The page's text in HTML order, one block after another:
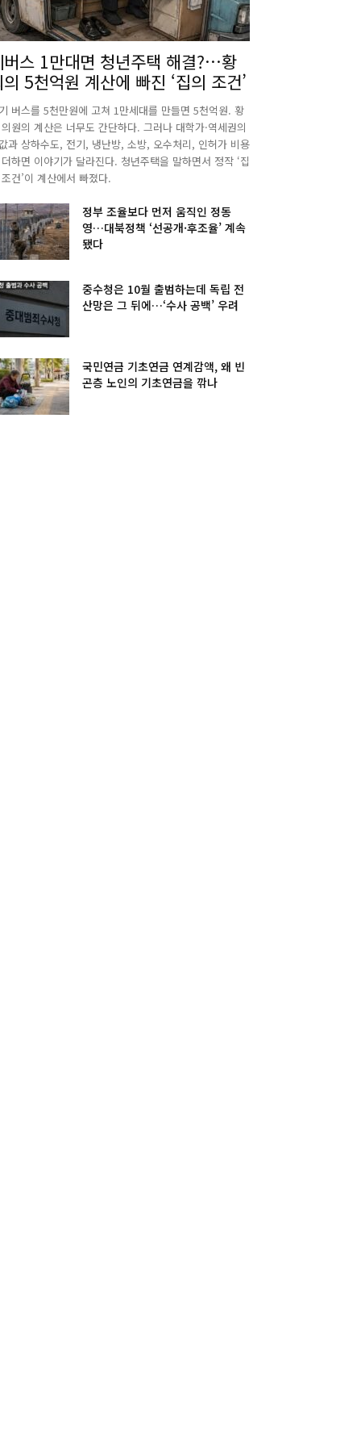
버스 1만대면 청년주택 해결?…황
5천억원 계산에 빠진 ‘집의 조건’
버스를 5천만원에 고쳐 1만세대를 만들면 5천억원. 황
원의 계산은 너무도 간단하다. 그러나 대학가·역세권의
과 상하수도, 전기, 냉난방, 소방, 오수처리, 인허가 비용
하면 이야기가 달라진다. 청년주택을 말하면서 정작 ‘집
건’이 계산에서 빠졌다.
정부 조율보다 먼저 움직인 정동
영…대북정책 ‘선공개·후조율’ 계속
됐다
중수청은 10월 출범하는데 독립 전
산망은 그 뒤에…‘수사 공백’ 우려
국민연금 기초연금 연계감액, 왜 빈
곤층 노인의 기초연금을 깎나